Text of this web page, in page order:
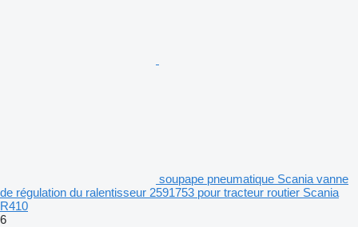
soupape pneumatique Scania vanne
de régulation du ralentisseur 2591753 pour tracteur routier Scania
R410
6